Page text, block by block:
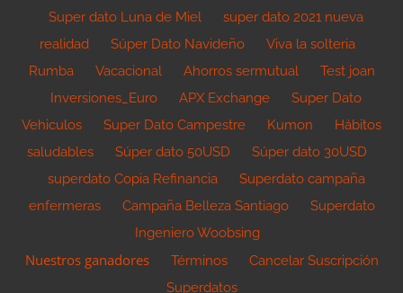
Super dato Luna de Miel
super dato 2021 nueva
realidad
Súper Dato Navideño
Viva la solteria
Rumba
Vacacional Ahorros sermutual
Test joan
Inversiones_Euro
APX Exchange
Super Dato
Vehiculos
Super Dato Campestre Kumon
Hábitos
saludables
Súper dato 50USD
Súper dato 30USD
superdato Copia Refinancia
Superdato campaña
enfermeras
Campaña Belleza Santiago
Superdato
Ingeniero Woobsing
Nuestros ganadores Términos
Cancelar Suscripción
Superdatos